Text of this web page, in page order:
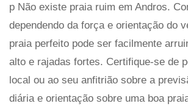
p Não existe praia ruim em Andros.
dependendo da força e orientação do
praia perfeito pode ser facilmente
alto e rajadas fortes. Certifique-se de
local ou ao seu anfitrião sobre a
diária e orientação sobre uma boa